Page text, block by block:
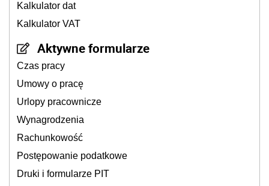
Kalkulator dat
Kalkulator VAT
Aktywne formularze
Czas pracy
Umowy o pracę
Urlopy pracownicze
Wynagrodzenia
Rachunkowość
Postępowanie podatkowe
Druki i formularze PIT